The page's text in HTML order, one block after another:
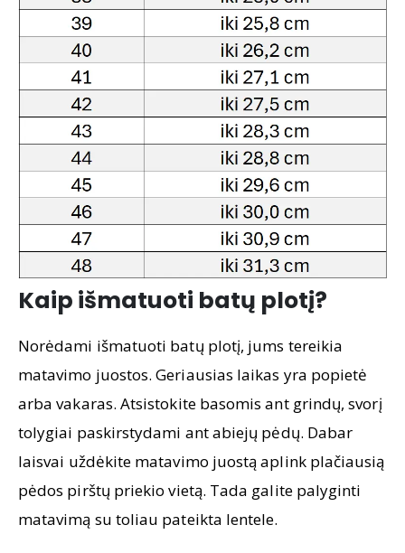
Kaip išmatuoti batų plotį?
Norėdami išmatuoti batų plotį, jums tereikia
matavimo juostos. Geriausias laikas yra popietė
arba vakaras. Atsistokite basomis ant grindų, svorį
tolygiai paskirstydami ant abiejų pėdų. Dabar
laisvai uždėkite matavimo juostą aplink plačiausią
pėdos pirštų priekio vietą. Tada galite palyginti
matavimą su toliau pateikta lentele.